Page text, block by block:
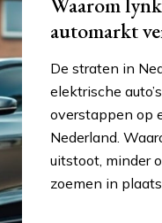
automarkt
De straten in
elektrische
overstappen op
Nederland.
uitstoot, minder
zoemen in